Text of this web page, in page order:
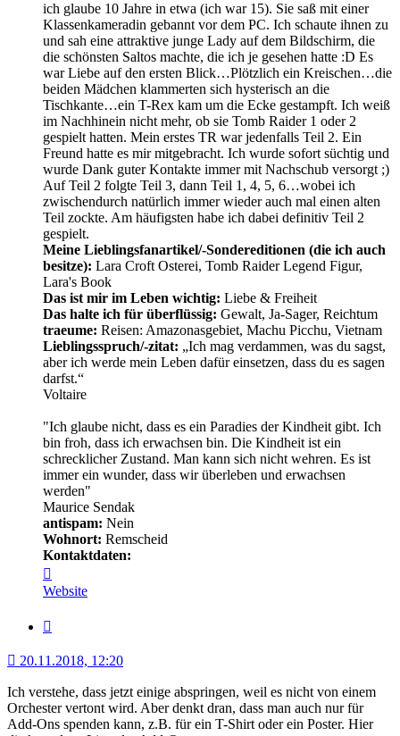
ich glaube 10 Jahre in etwa (ich war 15). Sie saß mit einer
Klassenkameradin gebannt vor dem PC. Ich schaute ihnen zu
und sah eine attraktive junge Lady auf dem Bildschirm, die
die schönsten Saltos machte, die ich je gesehen hatte :D Es
war Liebe auf den ersten Blick…Plötzlich ein Kreischen…die
beiden Mädchen klammerten sich hysterisch an die
Tischkante…ein T-Rex kam um die Ecke gestampft. Ich weiß
im Nachhinein nicht mehr, ob sie Tomb Raider 1 oder 2
gespielt hatten. Mein erstes TR war jedenfalls Teil 2. Ein
Freund hatte es mir mitgebracht. Ich wurde sofort süchtig und
wurde Dank guter Kontakte immer mit Nachschub versorgt ;)
Auf Teil 2 folgte Teil 3, dann Teil 1, 4, 5, 6…wobei ich
zwischendurch natürlich immer wieder auch mal einen alten
Teil zockte. Am häufigsten habe ich dabei definitiv Teil 2
gespielt.
Meine Lieblingsfanartikel/-Sondereditionen (die ich auch
besitze): Lara Croft Osterei, Tomb Raider Legend Figur,
Lara's Book
Das ist mir im Leben wichtig: Liebe & Freiheit
Das halte ich für überflüssig: Gewalt, Ja-Sager, Reichtum
traeume: Reisen: Amazonasgebiet, Machu Picchu, Vietnam
Lieblingsspruch/-zitat: „Ich mag verdammen, was du sagst,
aber ich werde mein Leben dafür einsetzen, dass du es sagen
darfst.“
Voltaire
"Ich glaube nicht, dass es ein Paradies der Kindheit gibt. Ich
bin froh, dass ich erwachsen bin. Die Kindheit ist ein
schrecklicher Zustand. Man kann sich nicht wehren. Es ist
immer ein wunder, dass wir überleben und erwachsen
werden"
Maurice Sendak
antispam: Nein
Wohnort: Remscheid
Kontaktdaten:
von
Minerva
Website
20.11.2018, 12:20
Ich verstehe, dass jetzt einige abspringen, weil es nicht von einem
Orchester vertont wird. Aber denkt dran, dass man auch nur für
Add-Ons spenden kann, z.B. für ein T-Shirt oder ein Poster. Hier